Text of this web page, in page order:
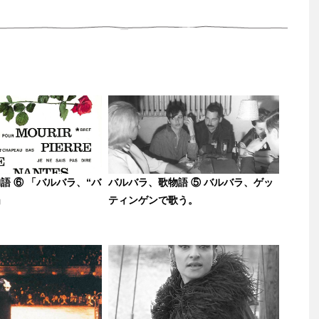
⑥ 「バルバラ、“バ
バルバラ、歌物語 ⑤ バルバラ、ゲッ
ティンゲンで歌う。